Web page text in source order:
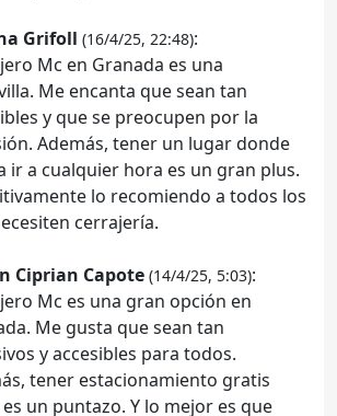
Grifoll (16/4/25, 22:48):
Mc en Granada es una
Me encanta que sean tan
y que se preocupen por la
Además, tener un lugar donde
ir a cualquier hora es un gran plus.
lo recomiendo a todos los
cerrajería.
Ciprian Capote (14/4/25, 5:03):
Mc es una gran opción en
Me gusta que sean tan
y accesibles para todos.
tener estacionamiento gratis
un puntazo. Y lo mejor es que